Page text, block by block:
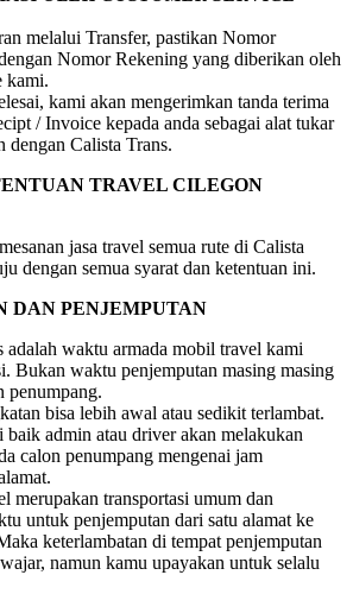
melalui Transfer, pastikan Nomor
Nomor Rekening yang diberikan oleh
kami.
kami akan mengerimkan tanda terima
/ Invoice kepada anda sebagai alat tukar
dengan Calista Trans.
TRAVEL CILEGON
jasa travel semua rute di Calista
dengan semua syarat dan ketentuan ini.
DAN PENJEMPUTAN
adalah waktu armada mobil travel kami
Bukan waktu penjemputan masing masing
penumpang.
bisa lebih awal atau sedikit terlambat.
admin atau driver akan melakukan
calon penumpang mengenai jam
merupakan transportasi umum dan
untuk penjemputan dari satu alamat ke
keterlambatan di tempat penjemputan
namun kamu upayakan untuk selalu